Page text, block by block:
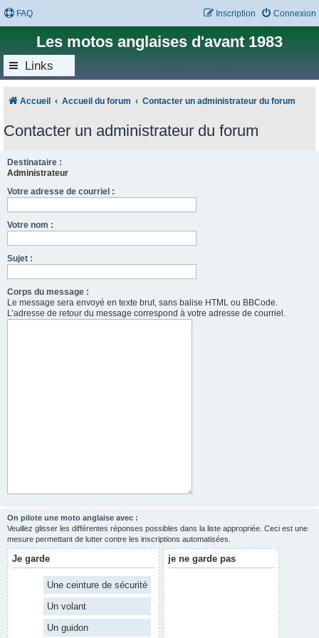
FAQ Connexion
Inscription
Les motos anglaises d'avant 1983
Links
Accueil Accueil du forum Contacter un administrateur du forum
Contacter un administrateur du forum
Destinataire :
Administrateur
Votre adresse de courriel :
Votre nom :
Sujet :
Corps du message :
Le message sera envoyé en texte brut, sans balise HTML ou BBCode.
L’adresse de retour du message correspond à votre adresse de courriel.
On pilote une moto anglaise avec :
Veuillez glisser les différentes réponses possibles dans la liste appropriée. Ceci est une
mesure permettant de lutter contre les inscriptions automatisées.
Je garde
Une ceinture de sécurité
Un volant
Un guidon
je ne garde pas